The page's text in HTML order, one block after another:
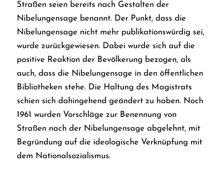
Straßen seien bereits nach Gestalten der
Nibelungensage benannt. Der Punkt, dass die
Nibelungensage nicht mehr publikationswürdig sei,
wurde zurückgewiesen. Dabei wurde sich auf die
positive Reaktion der Bevölkerung bezogen, als
auch, dass die Nibelungensage in den öffentlichen
Bibliotheken stehe.Die Haltung des Magistrats
schien sich dahingehend geändert zu haben. Noch
1961 wurden Vorschläge zur Benennung von
Straßen nach der Nibelungensage abgelehnt, mit
Begründung auf die ideologische Verknüpfung mit
dem Nationalsozialismus.